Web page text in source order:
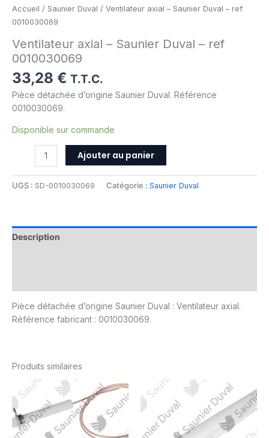
Accueil / Saunier Duval / Ventilateur axial – Saunier Duval – ref
0010030069
Ventilateur axial – Saunier Duval – ref
0010030069
33,28 € T.T.C.
Pièce détachée d’origine Saunier Duval. Référence
0010030069.
Disponible sur commande
Ajouter au panier
UGS : SD-0010030069 Catégorie : Saunier Duval
Description
Pièce détachée d’origine Saunier Duval : Ventilateur axial.
Référence fabricant : 0010030069.
Produits similaires